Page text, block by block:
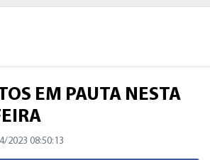
EM PAUTA NESTA
2023 08:50:13